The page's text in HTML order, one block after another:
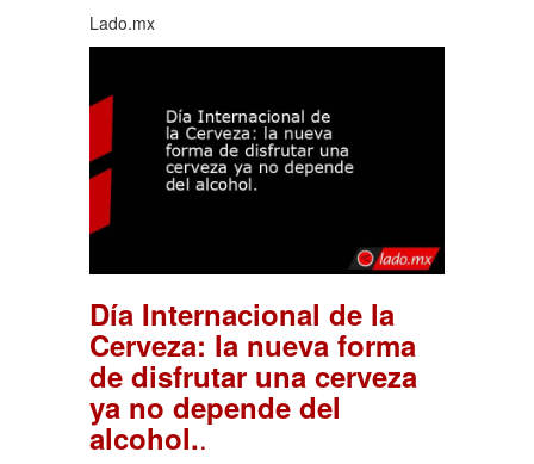
Lado.mx
Día Internacional de la
Cerveza: la nueva forma
de disfrutar una cerveza
ya no depende del
alcohol..